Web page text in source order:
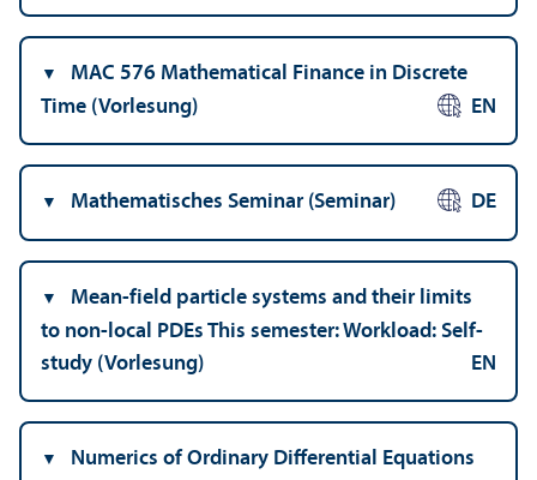
MAC 576 Mathematical Finance in Discrete
Time (Vorlesung)
EN
Mathematisches Seminar (Seminar) DE
Mean-field particle systems and their limits
to non-local PDEs This semester: Workload: Self-
study (Vorlesung)
EN
Numerics of Ordinary Differential Equations